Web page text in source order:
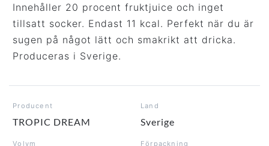
Innehåller 20 procent fruktjuice och inget
tillsatt socker. Endast 11 kcal. Perfekt när du är
sugen på något lätt och smakrikt att dricka.
Produceras i Sverige.
Producent
TROPIC DREAM
Land
Sverige
Volym Förpackning